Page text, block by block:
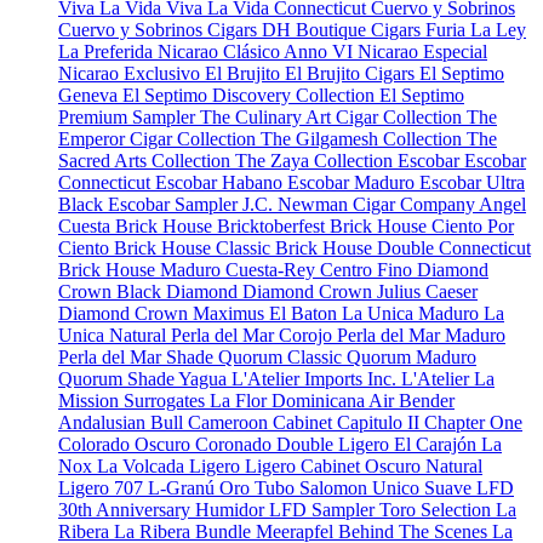
Viva La Vida Viva La Vida Connecticut Cuervo y Sobrinos
Cuervo y Sobrinos Cigars DH Boutique Cigars Furia La Ley
La Preferida Nicarao Clásico Anno VI Nicarao Especial
Nicarao Exclusivo El Brujito El Brujito Cigars El Septimo
Geneva El Septimo Discovery Collection El Septimo
Premium SamplerThe Culinary Art Cigar Collection The
Emperor Cigar Collection The Gilgamesh Collection The
Sacred Arts Collection The Zaya Collection EscobarEscobar
Connecticut Escobar Habano Escobar Maduro Escobar Ultra
Black Escobar SamplerJ.C. Newman Cigar Company Angel
Cuesta Brick House Bricktoberfest Brick House Ciento Por
Ciento Brick House Classic Brick House Double Connecticut
Brick House Maduro Cuesta-Rey Centro Fino Diamond
Crown Black Diamond Diamond Crown Julius Caeser
Diamond Crown Maximus El Baton La Unica Maduro La
Unica Natural Perla del Mar Corojo Perla del Mar Maduro
Perla del Mar Shade Quorum Classic Quorum Maduro
Quorum ShadeYagua L'Atelier Imports Inc. L'AtelierLa
Mission Surrogates La Flor Dominicana Air Bender
Andalusian Bull Cameroon Cabinet Capitulo II Chapter One
Colorado Oscuro Coronado Double Ligero El Carajón La
Nox La Volcada Ligero Ligero Cabinet Oscuro Natural
Ligero 707 L-Granú Oro Tubo Salomon Unico Suave LFD
30th Anniversary HumidorLFD Sampler Toro Selection La
Ribera La Ribera Bundle Meerapfel Behind The Scenes La